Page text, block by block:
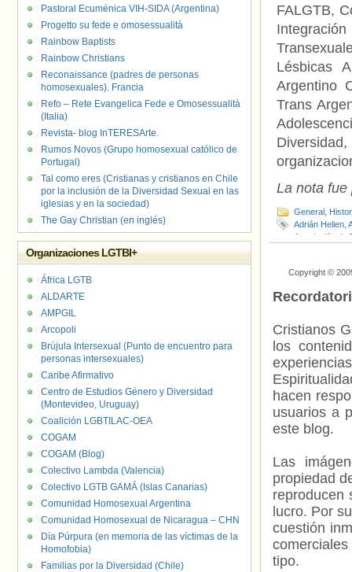
FALGTB,
Integración
Lésbicas
Argentino
Trans
La nota fue
General
Adrián Helien
Asociación de
Foro
Homofobia/
María Sotolano
Caño,Noelia
LGTBIQ,
Integración
Unión por la
Copyright ©
Cristianos
los
hacen
usuarios a
este blog.
Las
propiedad
reproducen
lucro. Por
cuestión
tipo.
Pastoral Ecuménica VIH-SIDA (Argentina)
Progetto su fede e omosessualità
Rainbow Baptists
Rainbow Christians
Reconaissance (padres de personas
homosexuales). Francia
Refo – Rete Evangelica Fede e Omosessualità
(Italia)
Revista- blog InTERESArte.
Rumos Novos (Grupo homosexual católico de
Portugal)
Tal como eres (Cristianas y cristianos en Chile
por la inclusión de la Diversidad Sexual en las
iglesias y en la sociedad)
The Gay Christian (en inglés)
Organizaciones LGTBI+
África LGTB
ALDARTE
AMPGIL
Arcopoli
Brújula Intersexual (Punto de encuentro para
personas intersexuales)
Caribe Afirmativo
Centro de Estudios Género y Diversidad
(Montevideo, Uruguay)
Coalición LGBTILAC-OEA
COGAM
COGAM (Blog)
Colectivo Lambda (Valencia)
Colectivo LGTB GAMÁ (Islas Canarias)
Comunidad Homosexual Argentina
Comunidad Homosexual de Nicaragua – CHN
Día Púrpura (en memoria de las víctimas de la
Homofobia)
Familias por la Diversidad (Chile)